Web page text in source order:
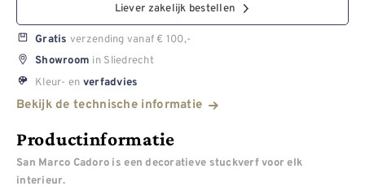
Liever zakelijk bestellen
Gratis verzending vanaf € 100,-
Showroom in Sliedrecht
Kleur- en verfadvies
Bekijk de technische informatie
Productinformatie
San Marco Cadoro is een decoratieve stuckverf voor elk
interieur.